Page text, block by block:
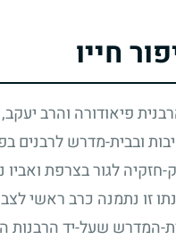
חייו
פיאודורה והרב
ובבית-מדרש לרבנים
חזקיה לגור בצרפת
זו נתמנה כרב ראשי
המדרש שעל-יד